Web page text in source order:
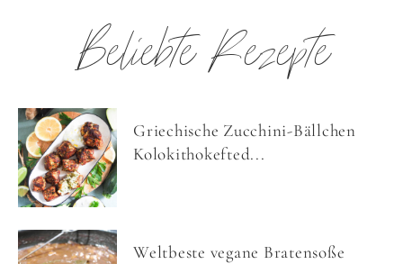
Beliebte Rezepte
Griechische Zucchini-Bällchen
Kolokithokefted...
Weltbeste vegane Bratensoße